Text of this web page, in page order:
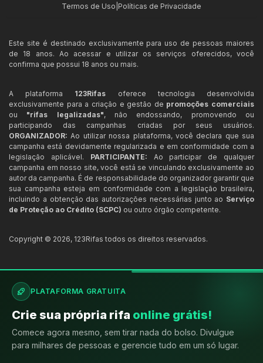
Termos de Uso Políticas de Privacidade
Este site é destinado exclusivamente para uso de pessoas maiores
de 18 anos. Ao acessar e utilizar os serviços oferecidos, você
confirma que possui 18 anos ou mais.
A plataforma 123Rifas oferece tecnologia desenvolvida
exclusivamente para a criação e gestão de promoções comerciais
ou "rifas legalizadas", não endossando, promovendo ou
participando das campanhas criadas por seus usuários.
ORGANIZADOR: Ao utilizar nossa plataforma, você declara que sua
campanha está devidamente regularizada e em conformidade com a
legislação aplicável. PARTICIPANTE: Ao participar de qualquer
campanha em nosso site, você está se vinculando exclusivamente ao
autor da campanha. É de responsabilidade do organizador garantir que
sua campanha esteja em conformidade com a legislação brasileira,
incluindo a obtenção das autorizações necessárias junto ao Serviço
de Proteção ao Crédito (SCPC) ou outro órgão competente.
Copyright © 2026, 123Rifas todos os direitos reservados.
PLATAFORMA GRATUITA
Crie sua própria rifa online grátis!
Comece agora mesmo, sem tirar nada do bolso. Divulgue
para milhares de pessoas e gerencie tudo em um só lugar.